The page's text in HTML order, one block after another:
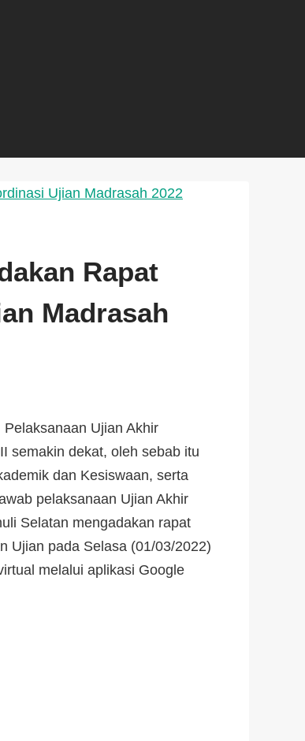
Rapat
Madrasah
Ujian Akhir
semakin dekat, oleh sebab itu
dan Kesiswaan, serta
pelaksanaan Ujian Akhir
Selatan mengadakan rapat
Ujian pada Selasa (01/03/2022)
melalui aplikasi Google